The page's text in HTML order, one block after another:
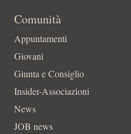
Comunità
Appuntamenti
Giovani
Giunta e Consiglio
Insider-Associazioni
News
JOB news